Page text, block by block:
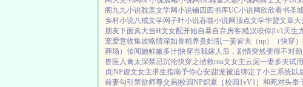
阁 九九小说耽美文学网小说铺四四书库UC小说网 欣欣看书圣
乡村小说八戒文学网子叶小说吞噬小说网顶点文学华盟文章大
朋友下面真大当H文女配开始自暴自弃房客|糙汉咬你|1v1天生
宠爱意收集攻略情深如兽精养贵妇|乱一妾皆夫（np） （快穿
葬场） 传闻她鲜嫩多汁|快穿当我嫁人后，剧情突然变得不对
兽医 入禽太深禁忌沉沦快穿之拯救rou文女主云泥一妻多夫试
贞|NP虐文女主求生指南予你心安|甜宠被迫绑定了小三系统以
前妻勾引禁欲师尊交易|校园NP炽夏［校园1vV1］ 和死对头奉